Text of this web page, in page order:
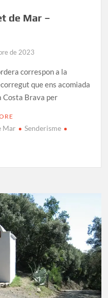
de Mar –
de 2023
correspon a la
que ens acomiada
Costa Brava per
Mar
Senderisme